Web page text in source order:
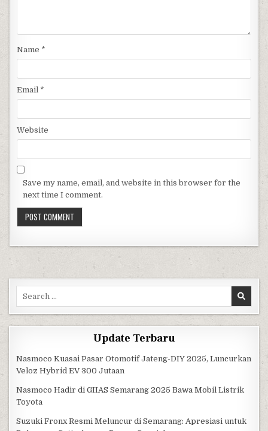
Name *
Email *
Website
Save my name, email, and website in this browser for the
next time I comment.
Update Terbaru
Nasmoco Kuasai Pasar Otomotif Jateng-DIY 2025, Luncurkan
Veloz Hybrid EV 300 Jutaan
Nasmoco Hadir di GIIAS Semarang 2025 Bawa Mobil Listrik
Toyota
Suzuki Fronx Resmi Meluncur di Semarang: Apresiasi untuk